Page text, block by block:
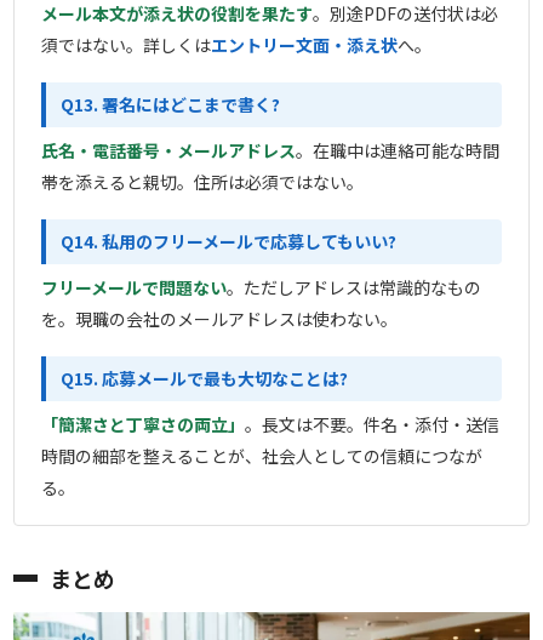
メール本文が添え状の役割を果たす。別途PDFの送付状は必
須ではない。詳しくはエントリー文面・添え状へ。
Q13. 署名にはどこまで書く?
氏名・電話番号・メールアドレス。在職中は連絡可能な時間
帯を添えると親切。住所は必須ではない。
Q14. 私用のフリーメールで応募してもいい?
フリーメールで問題ない。ただしアドレスは常識的なもの
を。現職の会社のメールアドレスは使わない。
Q15. 応募メールで最も大切なことは?
「簡潔さと丁寧さの両立」。長文は不要。件名・添付・送信
時間の細部を整えることが、社会人としての信頼につなが
る。
まとめ